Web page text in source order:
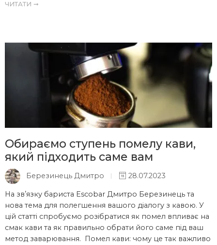
ЧИТАТИ ➞
Обираємо ступень помелу кави,
який підходить саме вам
Березинець Дмитро 28.07.2023
На звʼязку бариста Escobar Дмитро Березинець та
нова тема для полегшення вашого діалогу з кавою. У
цій статті спробуємо розібратися як помел впливає на
смак кави та як правильно обрати його саме під ваш
метод заварювання. Помел кави: чому це так важливо